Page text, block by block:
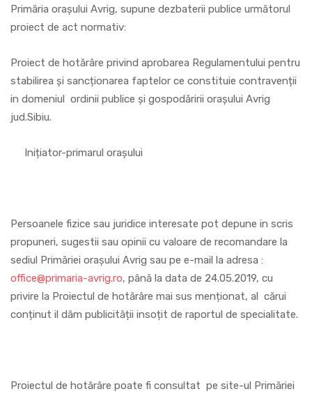
Primăria orașului Avrig, supune dezbaterii publice următorul
proiect de act normativ:
Proiect de hotărâre privind aprobarea Regulamentului pentru
stabilirea și sancționarea faptelor ce constituie contravenții
in domeniul ordinii publice și gospodăririi orașului Avrig
jud.Sibiu.
Inițiator-primarul orașului
Persoanele fizice sau juridice interesate pot depune in scris
propuneri, sugestii sau opinii cu valoare de recomandare la
sediul Primăriei orașului Avrig sau pe e-mail la adresa :
office@primaria-avrig.ro, până la data de 24.05.2019, cu
privire la Proiectul de hotărâre mai sus menționat, al cărui
conținut il dăm publicității insoțit de raportul de specialitate.
Proiectul de hotărâre poate fi consultat pe site-ul Primăriei